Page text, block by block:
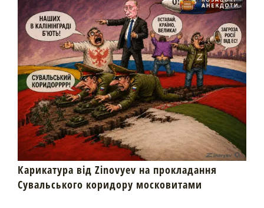
Карикатура від Zinovyev на прокладання
Сувальського коридору московитами